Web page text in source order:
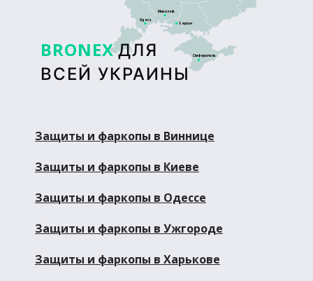
BRONEX ДЛЯ
ВСЕЙ УКРАИНЫ
Сімферополь
Херсон
Миколаїв
Одеса
Защиты и фаркопы в Виннице
Защиты и фаркопы в Киеве
Защиты и фаркопы в Одессе
Защиты и фаркопы в Ужгороде
Защиты и фаркопы в Харькове